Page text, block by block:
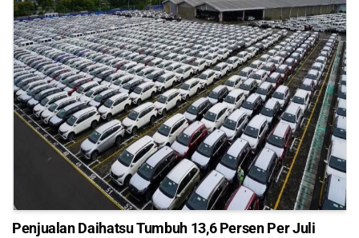
Penjualan Daihatsu Tumbuh 13,6 Persen Per Juli